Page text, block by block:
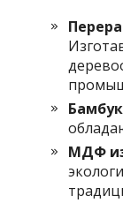
МДФ